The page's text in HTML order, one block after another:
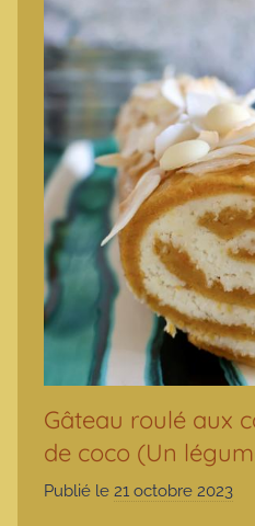
Gâteau roulé aux
de coco (Un
Publié le 21 octobre 2023